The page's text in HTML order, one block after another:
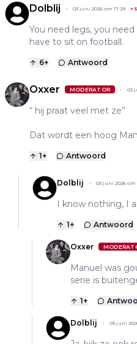
Dolblij 03 juni 2026 om 17:29 +
You need legs, you
have to sit on football.
6+ Antwoord
Oxxer MODERATOR 03
“ hij praat veel met ze”
Dat wordt een hoog
1+ Antwoord
Dolblij 03 juni 2026 om
I know nothing, I
1+ Antwoord
Oxxer
Manuel was
serie is
1+
Dolblij 03 juni